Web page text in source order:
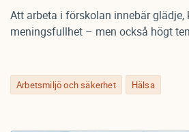
Arbetsmiljö och säkerhet Hälsa
Att arbeta i förskolan innebär glädje,
meningsfullhet – men också högt